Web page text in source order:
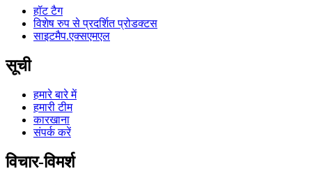
हॉट टैग
विशेष रुप से प्रदर्शित प्रोडक्टस
साइटमैप.एक्सएमएल
सूची
हमारे बारे में
हमारी टीम
कारखाना
संपर्क करें
विचार-विमर्श